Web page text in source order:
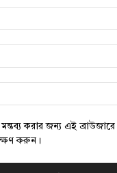
করার জন্য এই
করুন।